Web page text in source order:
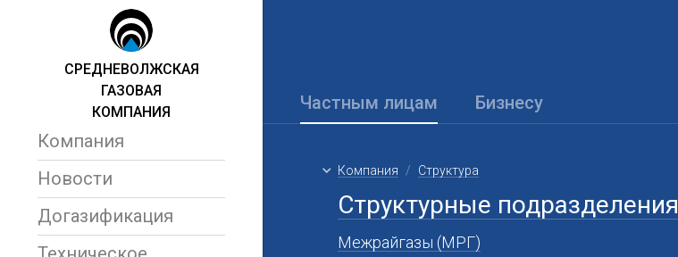
СРЕДНЕВОЛЖСКАЯ
ГАЗОВАЯ
КОМПАНИЯ
Компания
Новости
Догазификация
Частным лицам Бизнесу
Компания Структура
Структурные подразделения
Межрайгазы (МРГ)